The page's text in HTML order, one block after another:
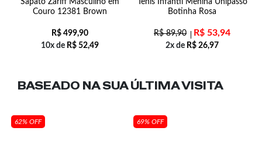
Sapato Zariff Masculino em
Couro 12381 Brown
R$ 499,90
10x de R$ 52,49
Tênis Infantil Menina Unipasso
Botinha Rosa
R$89,90 R$ 53,94
2x de R$ 26,97
BASEADO NA SUAÚLTIMA VISITA
62% OFF 69% OFF